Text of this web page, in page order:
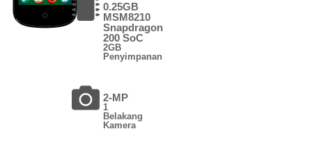
0.25GB
MSM8210
Snapdragon
200 SoC
2GB
Penyimpanan
2-MP
1
Belakang
Kamera